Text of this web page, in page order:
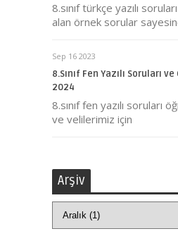
8.sınıf türkçe yazılı
alan örnek sorular
Sep 16 2023
8.Sınıf Fen Yazılı Soruları
2024
8.sınıf fen yazılı soruları
ve velilerimiz için
Arşiv